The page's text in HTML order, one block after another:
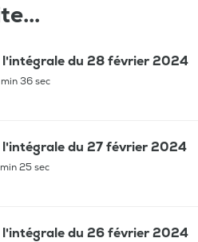
l'intégrale du 28 février 2024
36 sec
l'intégrale du 27 février 2024
25 sec
l'intégrale du 26 février 2024